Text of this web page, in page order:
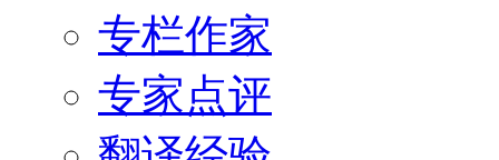
专栏作家
专家点评